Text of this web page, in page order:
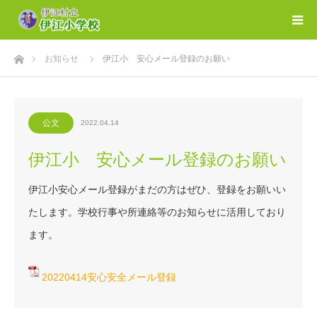
ホームお知らせ 伊江小 安心メール登録のお願い
公文 2022.04.14
伊江小 安心メール登録のお願い
伊江小安心メール登録がまだの方はぜひ、登録をお願いい
たします。学校行事や所連絡等のお知らせに活用しており
ます。
20220414安心安全メール登録